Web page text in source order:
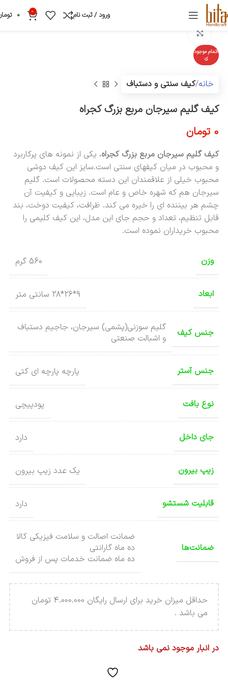
ورود / ثبت نام 0
0
اتمام موجود
ی
خانه کیف سنتی و دستباف
کیف گلیم سیرجان مربع بزرگ کجراه
0 تومان
کیف گلیم سیرجان مربع بزرگ کجراه، یکی از نمونه های پرکاربرد
و محبوب در میان کیفهای سنتی است.سایز این کیف دوشی
محبوب خیلی از علاقمندان این دسته محصولات است. گلیم
سیرجان هم که شهره خاص و عام است. زیبایی و کیفیت آن
چشم هر بیننده ای را خیره می کند. ظرافت، کیفیت دوخت، بند
قابل تنظیم، تعداد و حجم جای این مدل، این کیف کلیمی را
محبوب خریداران نموده است.
وزن 560 گرم
ابعاد 9*26*28 سانتی متر
جنس کیف
گلیم سوزنی(پشمی) سیرجان، جاجیم دستباف
و اشبالت صنعتی
جنس آستر پارچه پارچه ای کتی
نوع بافت پودپیچی
جای داخل دارد
زیپ بیرون یک عدد زیپ بیرون
قابلیت شستشو دارد
ضمانت‌ها
ضمانت اصالت و سلامت فیزیکی کالا
ده ماه گارانتی
ده ماه ضمانت خدمات پس از فروش
حداقل میزان خرید برای ارسال رایگان 4.000.000 تومان
می باشد .
در انبار موجود نمی باشد